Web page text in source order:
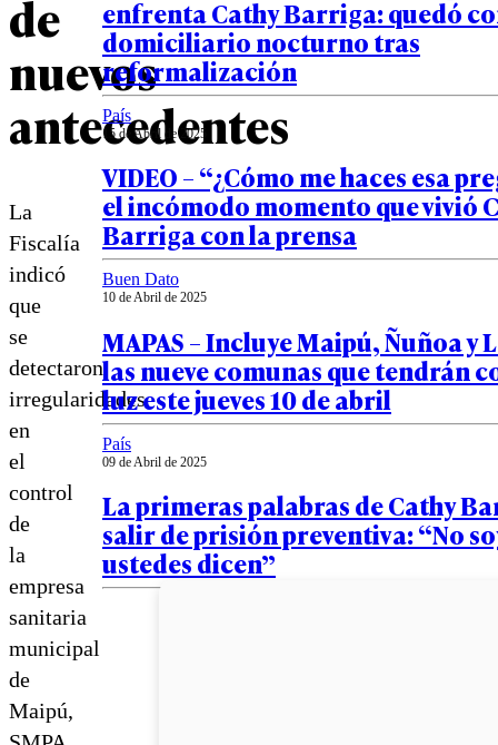
de
nuevos
antecedentes
La
Fiscalía
indicó
que
se
detectaron
irregularidades
en
el
control
de
la
empresa
sanitaria
municipal
de
Maipú,
enfrenta Cathy Barriga: quedó
domiciliario nocturno tras
reformalización
País
15 de Abril de 2025
VIDEO – “¿Cómo me haces esa
el incómodo momento que vivió
Barriga con la prensa
Buen Dato
10 de Abril de 2025
MAPAS – Incluye Maipú, Ñuñoa y
las nueve comunas que tendrán
luz este jueves 10 de abril
País
09 de Abril de 2025
La primeras palabras de Cathy
salir de prisión preventiva: “No
ustedes dicen”